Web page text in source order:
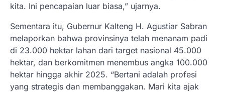
kita. Ini pencapaian luar biasa,” ujarnya.
Sementara itu, Gubernur Kalteng H. Agustiar Sabran
melaporkan bahwa provinsinya telah menanam padi
di 23.000 hektar lahan dari target nasional 45.000
hektar, dan berkomitmen menembus angka 100.000
hektar hingga akhir 2025. “Bertani adalah profesi
yang strategis dan membanggakan. Mari kita ajak